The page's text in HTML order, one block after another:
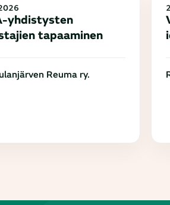
yhdistysten
tapaaminen
Reuma ry.